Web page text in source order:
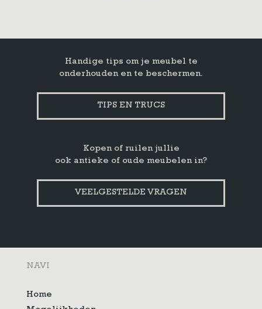
Handige tips om je meubel te
onderhouden en te beschermen.
TIPS EN TRUCS
Kopen of ruilen jullie
ook antieke of oude meubelen in?
VEELGESTELDE VRAGEN
NAVI
Home